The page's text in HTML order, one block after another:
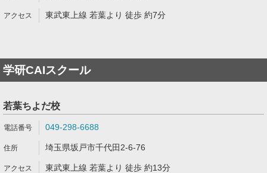
東武東上線 若葉より 徒歩 約7分
学研CAIスクール
若葉ちよだ校
049-298-6688
埼玉県坂戸市千代田2-6-76
東武東上線 若葉より 徒歩 約13分